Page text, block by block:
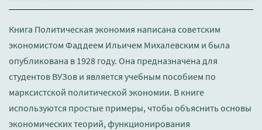
Книга Политическая экономия написана советским
экономистом Фаддеем Ильичем Михалевским и была
опубликована в 1928 году. Она предназначена для
студентов ВУЗов и является учебным пособием по
марксистской политической экономии. В книге
используются простые примеры, чтобы объяснить основы
экономических теорий, функционирования